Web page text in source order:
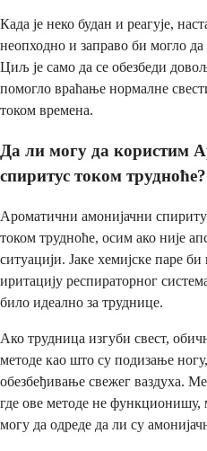
Када је неко будан и реагује,
неопходно и заправо би могло да
Циљ је само да се обезбеди
помогло враћање нормалне
током времена.
Да ли могу да користим
спиритус током трудноће?
Ароматични амонијачни
током трудноће, осим ако није
ситуацији. Јаке хемијске паре
иритацију респираторног
било идеално за труднице.
Ако трудница изгуби свест,
методе као што су подизање
обезбеђивање свежег ваздуха.
где ове методе не
могу да одреде да ли су